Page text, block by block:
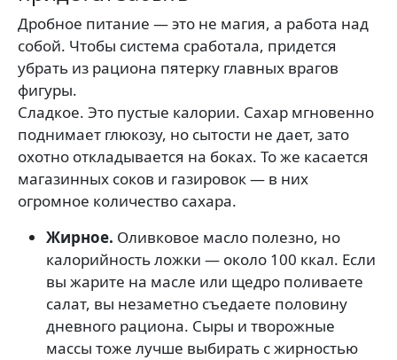
Дробное питание — это не магия, а работа над
собой. Чтобы система сработала, придется
убрать из рациона пятерку главных врагов
фигуры.
Сладкое. Это пустые калории. Сахар мгновенно
поднимает глюкозу, но сытости не дает, зато
охотно откладывается на боках. То же касается
магазинных соков и газировок — в них
огромное количество сахара.
Жирное. Оливковое масло полезно, но
калорийность ложки — около 100 ккал. Если
вы жарите на масле или щедро поливаете
салат, вы незаметно съедаете половину
дневного рациона. Сыры и творожные
массы тоже лучше выбирать с жирностью